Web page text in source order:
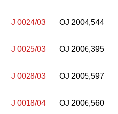
J 0024/03 OJ 2004,544
J 0025/03 OJ 2006,395
J 0028/03 OJ 2005,597
J 0018/04 OJ 2006,560